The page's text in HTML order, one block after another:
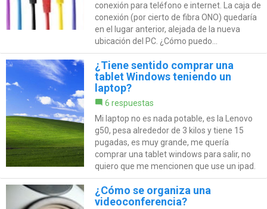
conexión para teléfono e internet. La caja de
conexión (por cierto de fibra ONO) quedaría
en el lugar anterior, alejada de la nueva
ubicación del PC. ¿Cómo puedo...
¿Tiene sentido comprar una
tablet Windows teniendo un
laptop?
6 respuestas
Mi laptop no es nada potable, es la Lenovo
g50, pesa alrededor de 3 kilos y tiene 15
pugadas, es muy grande, me quería
comprar una tablet windows para salir, no
quiero que me mencionen que use un ipad.
¿Cómo se organiza una
videoconferencia?